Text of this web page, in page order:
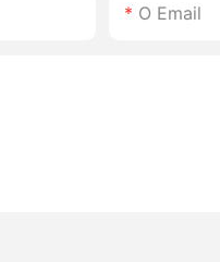
O Email